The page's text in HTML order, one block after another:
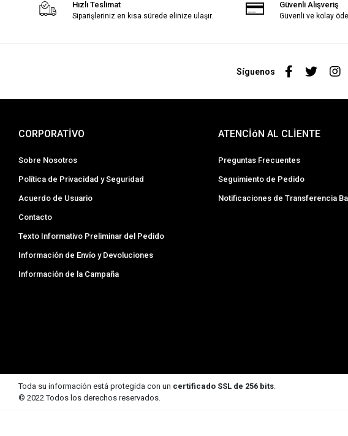
Hızlı Teslimat
Siparişleriniz en kısa sürede elinize ulaşır.
Güvenli Alışveriş
Güvenli ve kolay
Síguenos
CORPORATİVO
Sobre Nosotros
Política de Privacidad y Seguridad
Acuerdo de Usuario
Contacto
Texto Informativo Preliminar del Pedido
Información de Envío y Devoluciones
Información de la Campaña
ATENCİóN AL CLİENTE
Preguntas Frecuentes
Seguimiento de Pedido
Notificaciones de Transferencia
Toda su información está protegida con un certificado SSL de 256 bits.
© 2022 Todos los derechos reservados.